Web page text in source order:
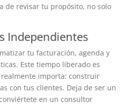
de revisar tu propósito, no solo
Independientes
tu facturación, agenda y
Este tiempo liberado es
importa: construir
con tus clientes. Deja de ser un
en un consultor